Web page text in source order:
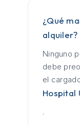
¿Qué
alquiler?
Ninguno
debe
el
Hospital
.